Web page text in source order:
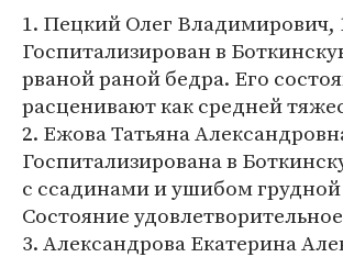
1. Пецкий Олег Владимирович,
Госпитализирован в
рваной раной бедра. Его
расценивают как средней
2. Ежова Татьяна
Госпитализирована в
с ссадинами и ушибом грудной
Состояние
3. Александрова Екатерина